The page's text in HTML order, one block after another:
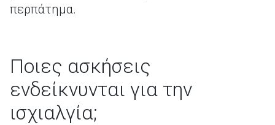
περπάτημα.
Ποιες ασκήσεις
ενδείκνυνται για την
ισχιαλγία;